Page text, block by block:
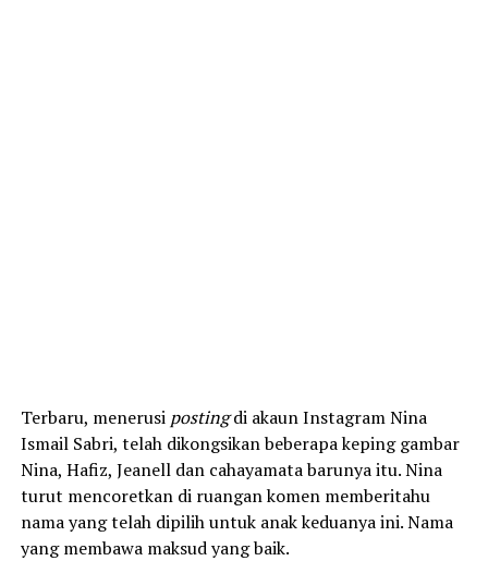
Terbaru, menerusi postingdi akaun Instagram Nina
Ismail Sabri, telah dikongsikan beberapa keping gambar
Nina, Hafiz, Jeanell dan cahayamata barunya itu. Nina
turut mencoretkan di ruangan komen memberitahu
nama yang telah dipilih untuk anak keduanya ini. Nama
yang membawa maksud yang baik.